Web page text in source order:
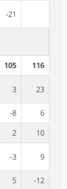
-21
105
116
3 23
-8
6
2
10
-3 9
5
-12